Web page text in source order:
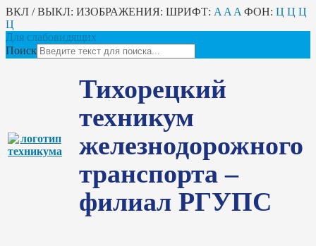
ВКЛ / ВЫКЛ: ИЗОБРАЖЕНИЯ: ШРИФТ: A A A ФОН: Ц Ц Ц
Ц
Для слабовидящих
Поиск
Тихорецкий
техникум
железнодорожного
транспорта –
филиал РГУПС